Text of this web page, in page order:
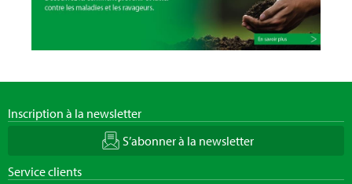
Inscription à la newsletter
S’abonner à la newsletter
Service clients